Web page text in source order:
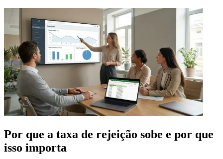
Por que a taxa de rejeição sobe e por que
isso importa